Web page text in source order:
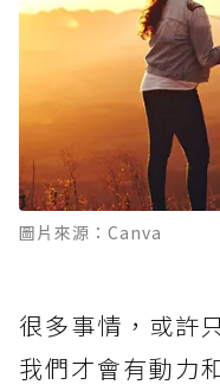
圖片來源：Canva
很多事情，或許
我們才會有動力